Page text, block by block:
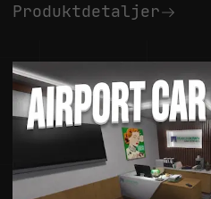
Produktdetaljer